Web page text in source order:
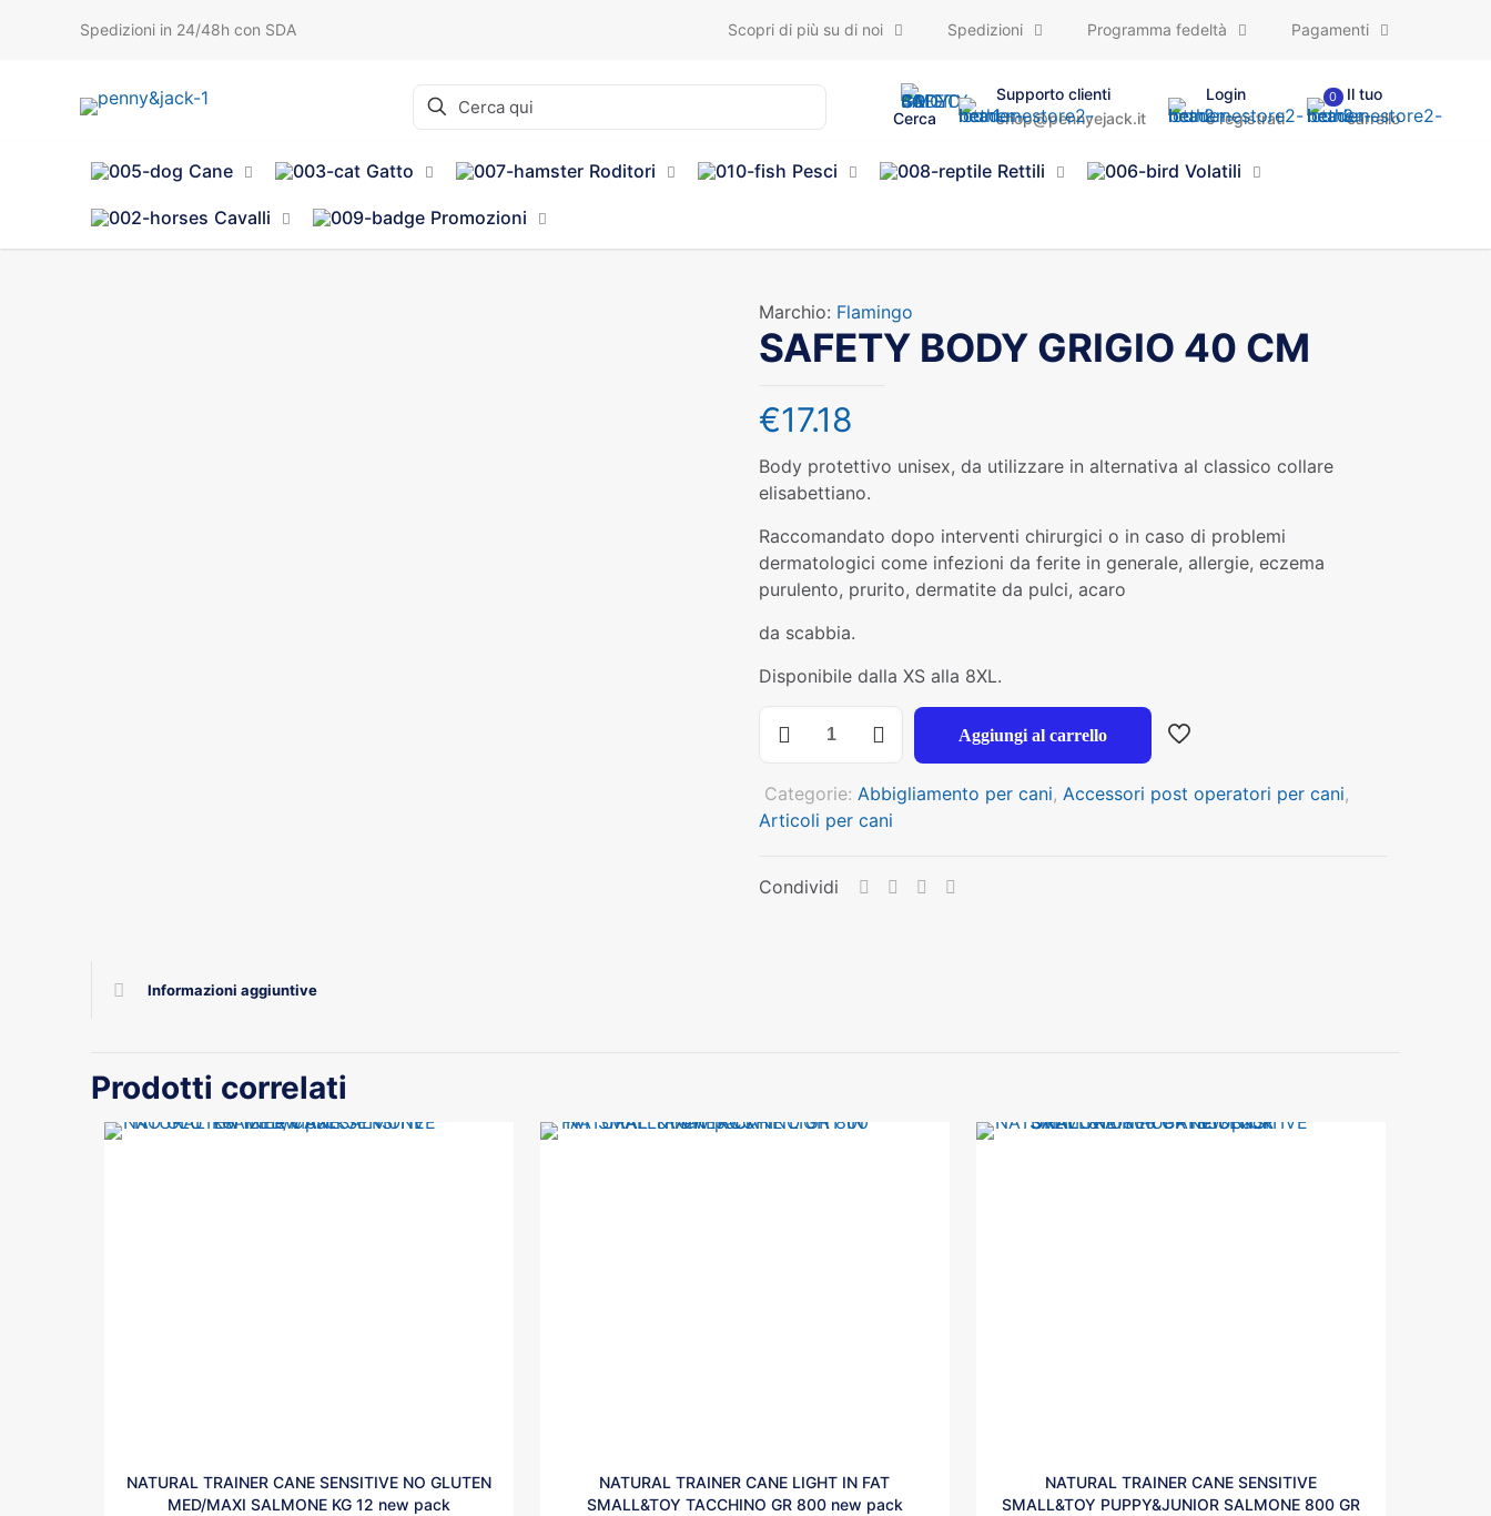
Spedizioni in 24/48h con SDA Scopri di più su di noi Spedizioni Programma fedeltà Pagamenti
Cerca
Supporto clienti
shop@pennyejack.it
Login
o registrati
0
Il tuo
carrello
Cane Gatto Roditori Pesci Rettili Volatili
Cavalli Promozioni
Marchio: Flamingo
SAFETY BODY GRIGIO 40 CM
€17.18
Body protettivo unisex, da utilizzare in alternativa al classico collare
elisabettiano.
Raccomandato dopo interventi chirurgici o in caso di problemi
dermatologici come infezioni da ferite in generale, allergie, eczema
purulento, prurito, dermatite da pulci, acaro
da scabbia.
Disponibile dalla XS alla 8XL.
BODY
40
CM
Aggiungi al carrello
Categorie: Abbigliamento per cani, Accessori post operatori per cani,
Articoli per cani
Condividi
Informazioni aggiuntive
Prodotti correlati
NATURAL TRAINER CANE SENSITIVE NO GLUTEN
MED/MAXI SALMONE KG 12 new pack
NATURAL TRAINER CANE LIGHT IN FAT
SMALL&TOY TACCHINO GR 800 new pack
NATURAL TRAINER CANE SENSITIVE
SMALL&TOY PUPPY&JUNIOR SALMONE 800 GR